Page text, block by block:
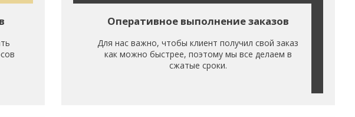
Оперативное выполнение заказов
Для нас важно, чтобы клиент получил свой заказ
как можно быстрее, поэтому мы все делаем в
сжатые сроки.